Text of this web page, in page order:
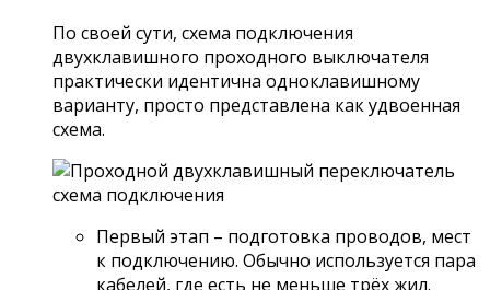
По своей сути, схема подключения
двухклавишного проходного выключателя
практически идентична одноклавишному
варианту, просто представлена как удвоенная
схема.
Первый этап – подготовка проводов, мест
к подключению. Обычно используется пара
кабелей, где есть не меньше трёх жил.